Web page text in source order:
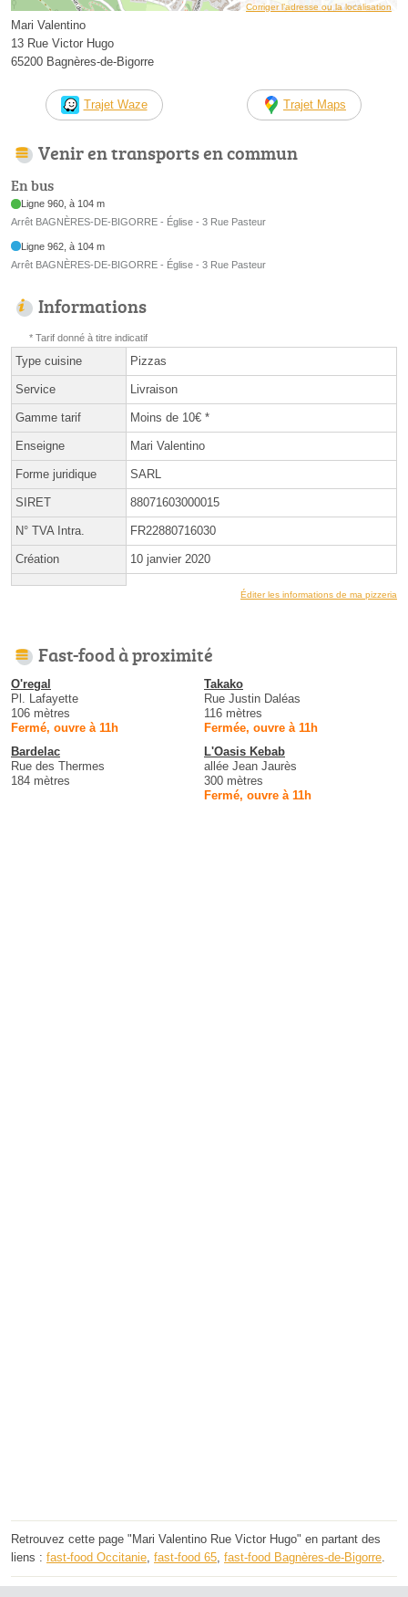
Corriger l’adresse ou la localisation
Mari Valentino
13 Rue Victor Hugo
65200 Bagnères-de-Bigorre
Trajet Waze Trajet Maps
Venir en transports en commun
En bus
Ligne 960, à 104 m
Arrêt BAGNÈRES-DE-BIGORRE - Église - 3 Rue Pasteur
Ligne 962, à 104 m
Arrêt BAGNÈRES-DE-BIGORRE - Église - 3 Rue Pasteur
Informations
* Tarif donné à titre indicatif
Type cuisine Pizzas
Service Livraison
Gamme tarif Moins de 10€ *
Enseigne Mari Valentino
Forme juridique SARL
SIRET 88071603000015
N° TVA Intra. FR22880716030
Création 10 janvier 2020
Éditer les informations de ma pizzeria
Fast-food à proximité
O'regal
Pl. Lafayette
106 mètres
Fermé, ouvre à 11h
Takako
Rue Justin Daléas
116 mètres
Fermée, ouvre à 11h
Bardelac
Rue des Thermes
184 mètres
L'Oasis Kebab
allée Jean Jaurès
300 mètres
Fermé, ouvre à 11h
Retrouvez cette page "Mari Valentino Rue Victor Hugo" en partant des
liens : fast-food Occitanie fast-food 65 fast-food Bagnères-de-Bigorre